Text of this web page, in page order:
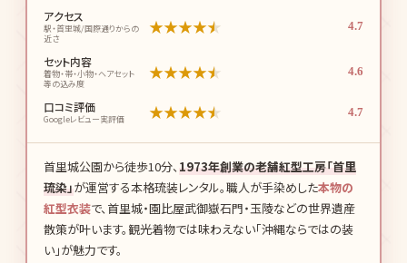
アクセス
駅・首里城/国際通りからの
近さ
★★★★★ 4.7
セット内容
着物・帯・小物・ヘアセット
等の込み度
★★★★★ 4.6
口コミ評価
Googleレビュー実評価 ★★★★★ 4.7
首里城公園から徒歩10分、 1973年創業の老舗紅型工房「首里
琉染」が運営する本格琉装レンタル。職人が手染めした本物の
紅型衣装で、首里城・園比屋武御嶽石門・玉陵などの世界遺産
散策が叶います。観光着物では味わえない「沖縄ならではの装
い」が魅力です。